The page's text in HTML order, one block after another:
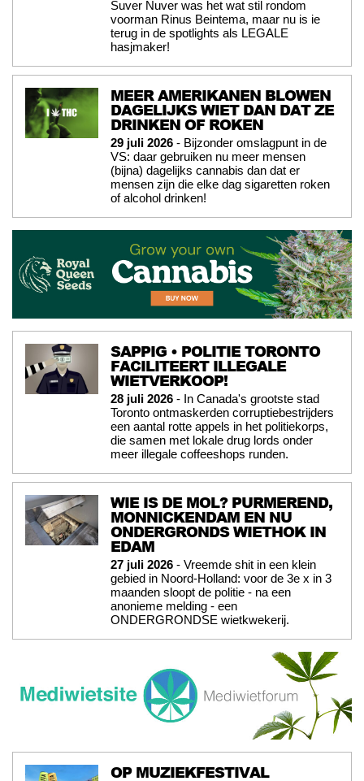
Suver Nuver was het wat stil rondom
voorman Rinus Beintema, maar nu is ie
terug in de spotlights als LEGALE
hasjmaker!
MEER AMERIKANEN BLOWEN
DAGELIJKS WIET DAN DAT ZE
DRINKEN OF ROKEN
29 juli 2026 - Bijzonder omslagpunt in de
VS: daar gebruiken nu meer mensen
(bijna) dagelijks cannabis dan dat er
mensen zijn die elke dag sigaretten roken
of alcohol drinken!
SAPPIG • POLITIE TORONTO
FACILITEERT ILLEGALE
WIETVERKOOP!
28 juli 2026 - In Canada's grootste stad
Toronto ontmaskerden corruptiebestrijders
een aantal rotte appels in het politiekorps,
die samen met lokale drug lords onder
meer illegale coffeeshops runden.
WIE IS DE MOL? PURMEREND,
MONNICKENDAM EN NU
ONDERGRONDS WIETHOK IN
EDAM
27 juli 2026 - Vreemde shit in een klein
gebied in Noord-Holland: voor de 3e x in 3
maanden sloopt de politie - na een
anonieme melding - een
ONDERGRONDSE wietkwekerij.
OP MUZIEKFESTIVAL